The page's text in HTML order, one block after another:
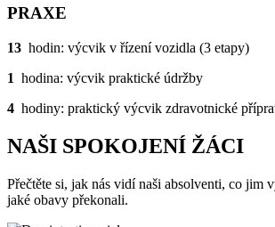
PRAXE
13 hodin: výcvik v řízení vozidla (3 etapy)
1 hodina: výcvik praktické údržby
4 hodiny: praktický výcvik zdravotnické
NAŠI SPOKOJENÍ ŽÁCI
Přečtěte si, jak nás vidí naši absolventi, co jim
jaké obavy překonali.